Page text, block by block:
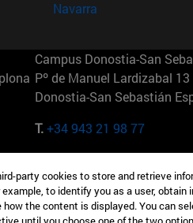
Navarra
Campus Donostia-San
Pº de Manuel Lardizabal
Donostia-San Sebastián
T.+34 943 21 98 77
165 W 57th St 10019-2201
EE.UU
party cookies to store and retrieve
to identify you as a user, obtain
the content is displayed. You can